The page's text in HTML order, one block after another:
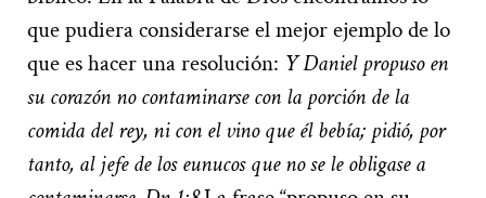
que pudiera considerarse el mejor ejemplo de lo
que es hacer una resolución: Y Daniel propuso en
su corazón no contaminarse con la porción de la
comida del rey, ni con el vino que él bebía; pidió, por
tanto, al jefe de los eunucos que no se le obligase a